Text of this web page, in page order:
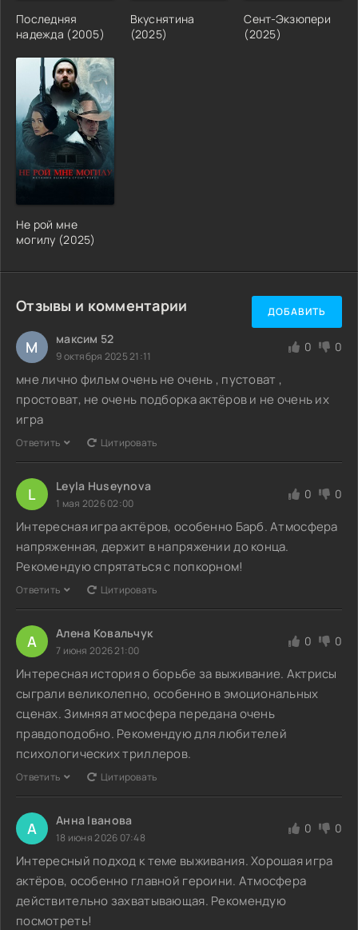
Последняя
надежда (2005)
Вкуснятина
(2025)
Сент-Экзюпери
(2025)
Не рой мне
могилу (2025)
Отзывы и комментарии ДОБАВИТЬ
М максим 52
9 октября 2025 21:11
0 0
мне лично фильм очень не очень , пустоват ,
простоват, не очень подборка актёров и не очень их
игра
Ответить Цитировать
L Leyla Huseynova
1 мая 2026 02:00
0 0
Интересная игра актёров, особенно Барб. Атмосфера
напряженная, держит в напряжении до конца.
Рекомендую спрятаться с попкорном!
Ответить Цитировать
А Алена Ковальчук
7 июня 2026 21:00
0 0
Интересная история о борьбе за выживание. Актрисы
сыграли великолепно, особенно в эмоциональных
сценах. Зимняя атмосфера передана очень
правдоподобно. Рекомендую для любителей
психологических триллеров.
Ответить Цитировать
А Анна Іванова
18 июня 2026 07:48
0 0
Интересный подход к теме выживания. Хорошая игра
актёров, особенно главной героини. Атмосфера
действительно захватывающая. Рекомендую
посмотреть!